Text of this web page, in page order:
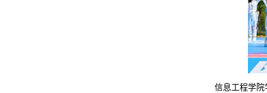
信息工程学